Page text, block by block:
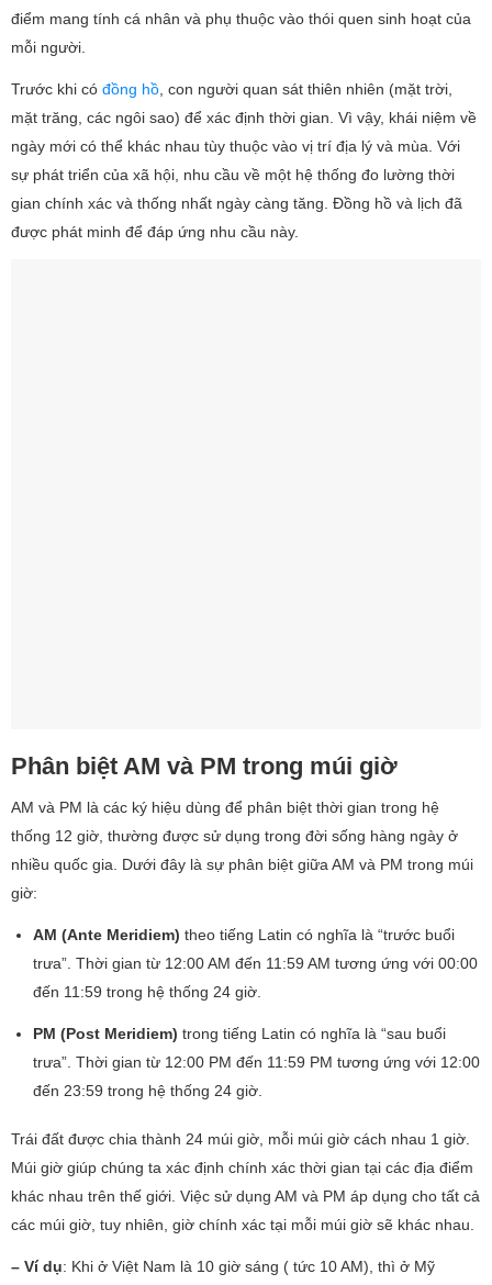
điểm mang tính cá nhân và phụ thuộc vào thói quen sinh hoạt của
mỗi người.
Trước khi có đồng hồ , con người quan sát thiên nhiên (mặt trời,
mặt trăng, các ngôi sao) để xác định thời gian. Vì vậy, khái niệm về
ngày mới có thể khác nhau tùy thuộc vào vị trí địa lý và mùa. Với
sự phát triển của xã hội, nhu cầu về một hệ thống đo lường thời
gian chính xác và thống nhất ngày càng tăng. Đồng hồ và lịch đã
được phát minh để đáp ứng nhu cầu này.
Phân biệt AM và PM trong múi giờ
AM và PM là các ký hiệu dùng để phân biệt thời gian trong hệ
thống 12 giờ, thường được sử dụng trong đời sống hàng ngày ở
nhiều quốc gia. Dưới đây là sự phân biệt giữa AM và PM trong múi
giờ:
AM (Ante Meridiem) theo tiếng Latin có nghĩa là “trước buổi
trưa”. Thời gian từ 12:00 AM đến 11:59 AM tương ứng với 00:00
đến 11:59 trong hệ thống 24 giờ.
PM (Post Meridiem) trong tiếng Latin có nghĩa là “sau buổi
trưa”. Thời gian từ 12:00 PM đến 11:59 PM tương ứng với 12:00
đến 23:59 trong hệ thống 24 giờ.
Trái đất được chia thành 24 múi giờ, mỗi múi giờ cách nhau 1 giờ.
Múi giờ giúp chúng ta xác định chính xác thời gian tại các địa điểm
khác nhau trên thế giới. Việc sử dụng AM và PM áp dụng cho tất cả
các múi giờ, tuy nhiên, giờ chính xác tại mỗi múi giờ sẽ khác nhau.
– Ví dụ: Khi ở Việt Nam là 10 giờ sáng ( tức 10 AM), thì ở Mỹ